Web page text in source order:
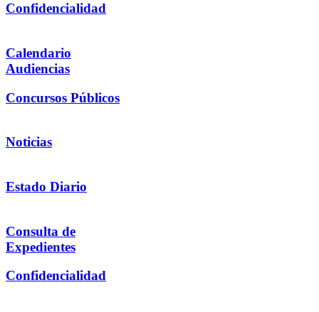
Confidencialidad
Calendario
Audiencias
Concursos Públicos
Noticias
Estado Diario
Consulta de
Expedientes
Confidencialidad